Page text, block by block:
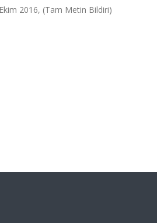
2016, (Tam Metin Bildiri)